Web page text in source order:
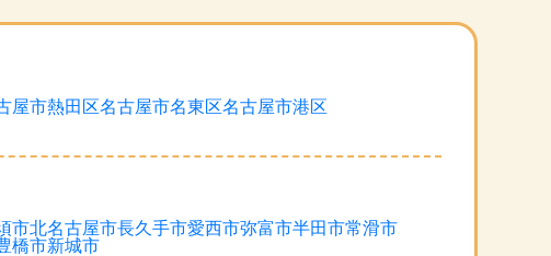
屋市熱田区名古屋市名東区名古屋市港区
市北名古屋市長久手市愛西市弥富市半田市常滑市
橋市新城市